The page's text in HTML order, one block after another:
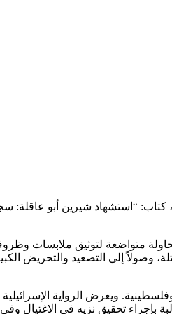
“استشهاد شيرين أبو عاقلة:
متواضعة لتوثيق ملابسات
وصولاً إلى التصعيد والتحريض
ويعرض الرواية
تحقيق نزيه في الاغتيال وفي